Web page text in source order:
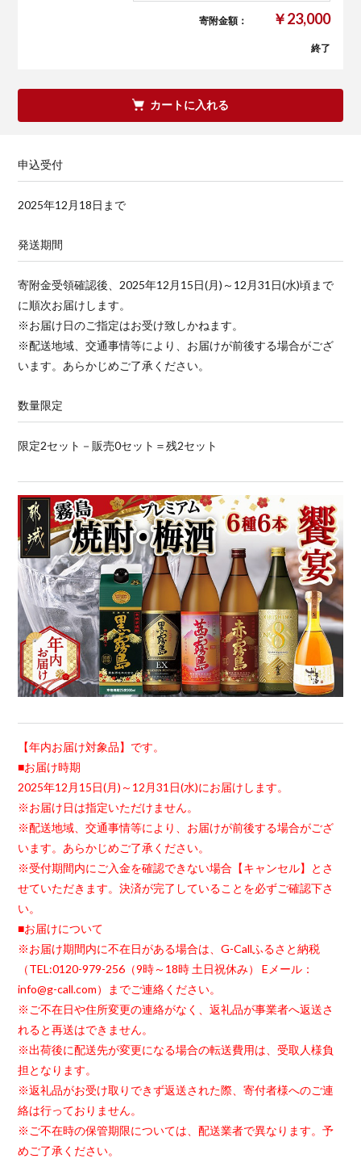
寄附金額： ￥23,000
終了
カートに入れる
申込受付
2025年12月18日まで
発送期間
寄附金受領確認後、2025年12月15日(月)～12月31日(水)頃まで
に順次お届けします。
※お届け日のご指定はお受け致しかねます。
※配送地域、交通事情等により、お届けが前後する場合がござ
います。あらかじめご了承ください。
数量限定
限定2セット－販売0セット＝残2セット
【年内お届け対象品】です。
■お届け時期
2025年12月15日(月)～12月31日(水)にお届けします。
※お届け日は指定いただけません。
※配送地域、交通事情等により、お届けが前後する場合がござ
います。あらかじめご了承ください。
※受付期間内にご入金を確認できない場合【キャンセル】とさ
せていただきます。決済が完了していることを必ずご確認下さ
い。
■お届けについて
※お届け期間内に不在日がある場合は、G-Callふるさと納税
（TEL:0120-979-256（9時～18時 土日祝休み） Eメール：
info@g-call.com）までご連絡ください。
※ご不在日や住所変更の連絡がなく、返礼品が事業者へ返送さ
れると再送はできません。
※出荷後に配送先が変更になる場合の転送費用は、受取人様負
担となります。
※返礼品がお受け取りできず返送された際、寄付者様へのご連
絡は行っておりません。
※ご不在時の保管期限については、配送業者で異なります。予
めご了承ください。